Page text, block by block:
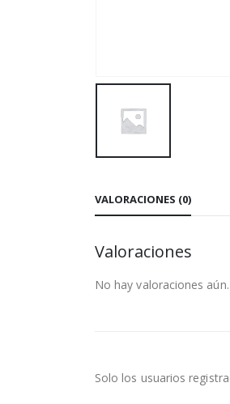
VALORACIONES (0)
Valoraciones
No hay valoraciones aún.
Solo los usuarios